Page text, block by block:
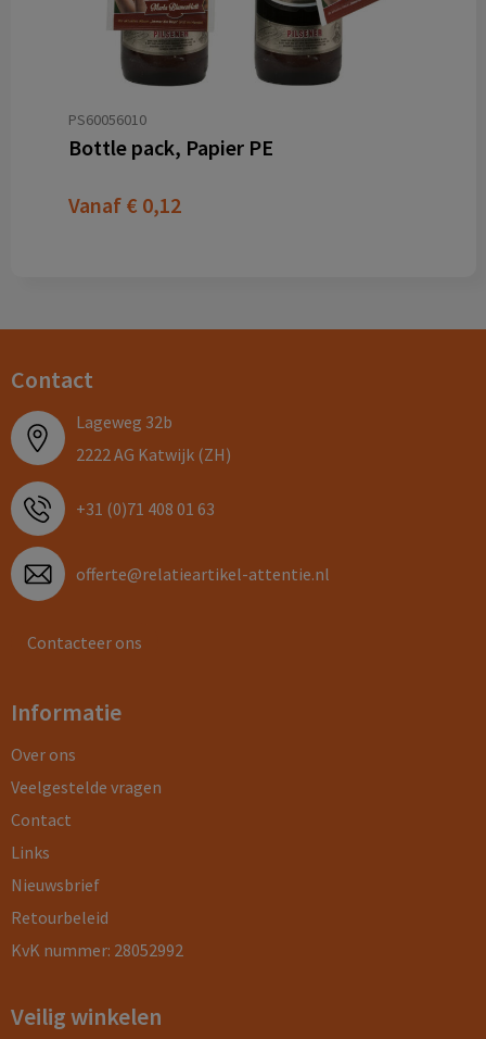
PS60056010
Bottle pack, Papier PE
Vanaf € 0,12
Contact
Lageweg 32b
2222 AG Katwijk (ZH)
+31 (0)71 408 01 63
offerte@relatieartikel-attentie.nl
Contacteer ons
Informatie
Over ons
Veelgestelde vragen
Contact
Links
Nieuwsbrief
Retourbeleid
KvK nummer: 28052992
Veilig winkelen